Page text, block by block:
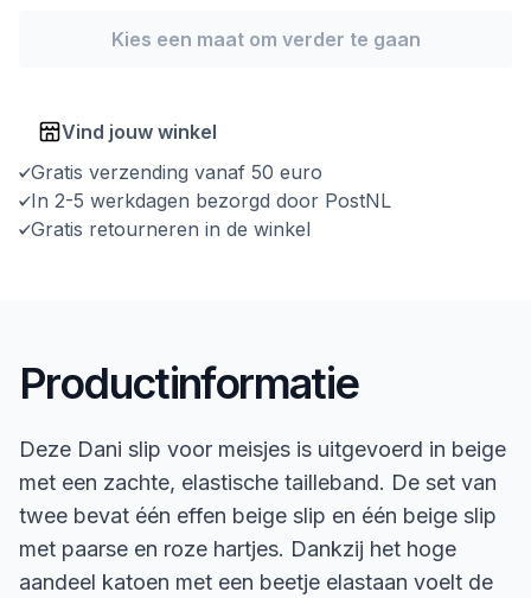
Kies een maat om verder te gaan
Vind jouw winkel
Gratis verzending vanaf 50 euro
In 2-5 werkdagen bezorgd door PostNL
Gratis retourneren in de winkel
Productinformatie
Deze Dani slip voor meisjes is uitgevoerd in beige
met een zachte, elastische tailleband. De set van
twee bevat één effen beige slip en één beige slip
met paarse en roze hartjes. Dankzij het hoge
aandeel katoen met een beetje elastaan voelt de